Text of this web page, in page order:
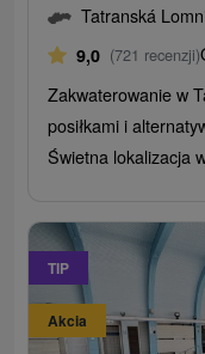
Tatranská
9,0 (721 recenzji)
Zakwaterowanie w
posiłkami i
Świetna lokalizacja
TIP
Akcia